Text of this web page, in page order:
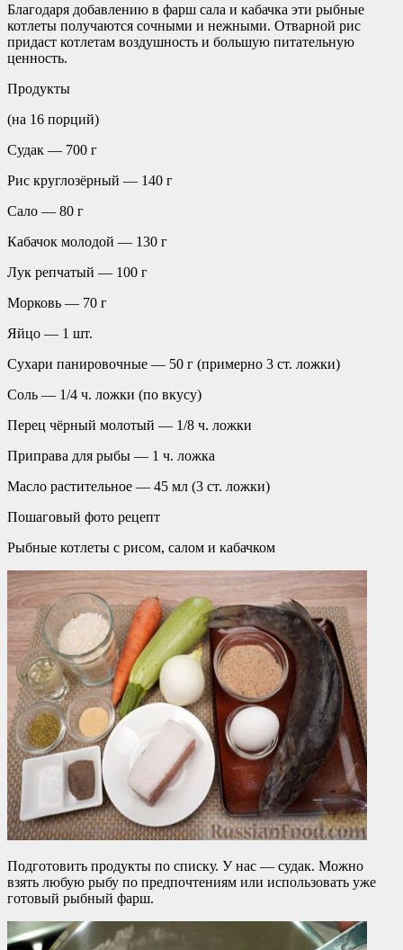
Благодаря добавлению в фарш сала и кабачка эти рыбные
котлеты получаются сочными и нежными. Отварной рис
придаст котлетам воздушность и большую питательную
ценность.
Продукты
(на 16 порций)
Судак — 700 г
Рис круглозёрный — 140 г
Сало — 80 г
Кабачок молодой — 130 г
Лук репчатый — 100 г
Морковь — 70 г
Яйцо — 1 шт.
Сухари панировочные — 50 г (примерно 3 ст. ложки)
Соль — 1/4 ч. ложки (по вкусу)
Перец чёрный молотый — 1/8 ч. ложки
Приправа для рыбы — 1 ч. ложка
Масло растительное — 45 мл (3 ст. ложки)
Пошаговый фото рецепт
Рыбные котлеты с рисом, салом и кабачком
Подготовить продукты по списку. У нас — судак. Можно
взять любую рыбу по предпочтениям или использовать уже
готовый рыбный фарш.